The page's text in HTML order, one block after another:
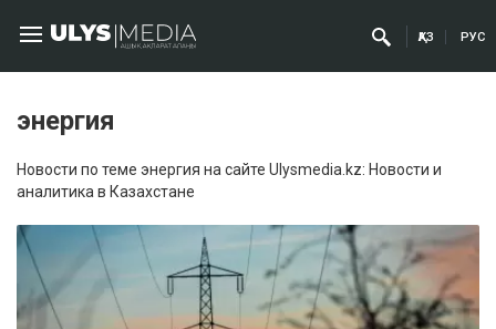
ҚАЗ РУС
энергия
Новости по теме энергия на сайте Ulysmedia.kz: Новости и
аналитика в Казахстане